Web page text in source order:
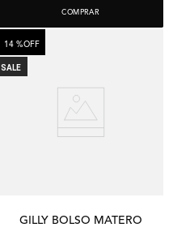
COMPRAR
GILLY BOLSO MATERO
SALE
14 %OFF